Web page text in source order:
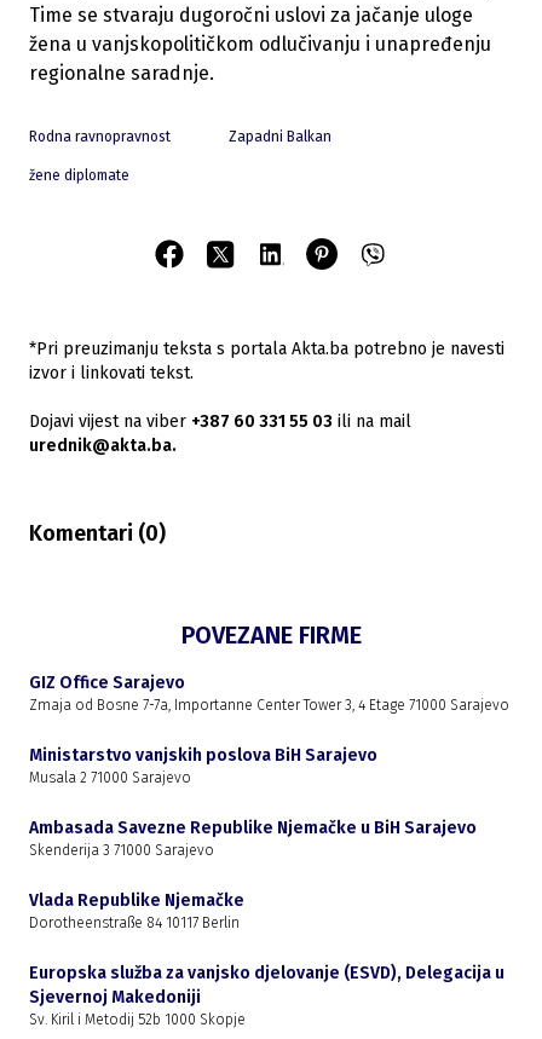
Time se stvaraju dugoročni uslovi za jačanje uloge
žena u vanjskopolitičkom odlučivanju i unapređenju
regionalne saradnje.
Rodna ravnopravnost Zapadni Balkan
žene diplomate
*Pri preuzimanju teksta s portala Akta.ba potrebno je navesti
izvor i linkovati tekst.
Dojavi vijest na viber +387 60 331 55 03 ili na mail
urednik@akta.ba.
Komentari (0)
POVEZANE FIRME
GIZ Office Sarajevo
Zmaja od Bosne 7-7a, Importanne Center Tower 3, 4 Etage 71000 Sarajevo
Ministarstvo vanjskih poslova BiH Sarajevo
Musala 2 71000 Sarajevo
Ambasada Savezne Republike Njemačke u BiH Sarajevo
Skenderija 3 71000 Sarajevo
Vlada Republike Njemačke
Dorotheenstraße 84 10117 Berlin
Europska služba za vanjsko djelovanje (ESVD), Delegacija u
Sjevernoj Makedoniji
Sv. Kiril i Metodij 52b 1000 Skopje